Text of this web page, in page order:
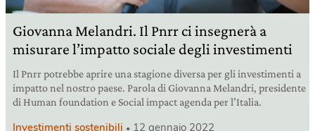
Giovanna Melandri. Il Pnrr ci insegnerà a
misurare l’impatto sociale degli investimenti
Il Pnrr potrebbe aprire una stagione diversa per gli investimenti a
impatto nel nostro paese. Parola di Giovanna Melandri, presidente
di Human foundation e Social impact agenda per l’Italia.
Investimenti sostenibili 12 gennaio 2022